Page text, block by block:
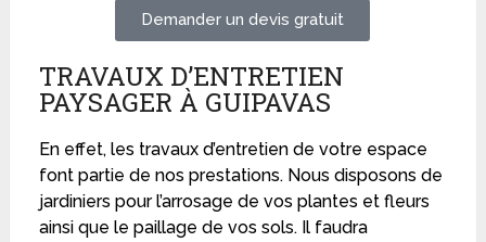
Demander un devis gratuit
TRAVAUX D’ENTRETIEN
PAYSAGER À GUIPAVAS
En effet, les travaux d’entretien de votre espace
font partie de nos prestations. Nous disposons de
jardiniers pour l’arrosage de vos plantes et fleurs
ainsi que le paillage de vos sols. Il faudra